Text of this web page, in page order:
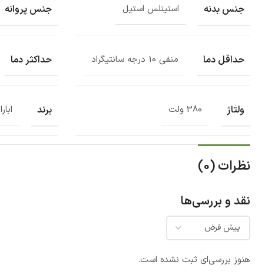
جنس بدنه استینلس استیل جنس پروانه
حداقل دما منفی 10 درجه سانتیگراد حداکثر دما
ولتاژ 380 ولت برند ابارا
نظرات (0)
نقد و بررسی‌ها
هنوز بررسی‌ای ثبت نشده است.